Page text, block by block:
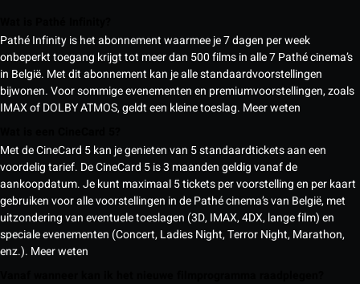
Pathé Infinity is het abonnement waarmee je 7 dagen per week
onbeperkt toegang krijgt tot meer dan 500 films in alle 7 Pathé cinema’s
in België. Met dit abonnement kan je alle standaardvoorstellingen
bijwonen. Voor sommige evenementen en premiumvoorstellingen, zoals
IMAX of DOLBY ATMOS, geldt een kleine toeslag. Meer weten
Met de CineCard 5 kan je genieten van 5 standaardtickets aan een
voordelig tarief. De CineCard 5 is 3 maanden geldig vanaf de
aankoopdatum. Je kunt maximaal 5 tickets per voorstelling en per kaart
gebruiken voor alle voorstellingen in de Pathé cinema’s van België, met
uitzondering van eventuele toeslagen (3D, IMAX, 4DX, lange film) en
speciale evenementen (Concert, Ladies Night, Terror Night, Marathon,
enz.). Meer weten